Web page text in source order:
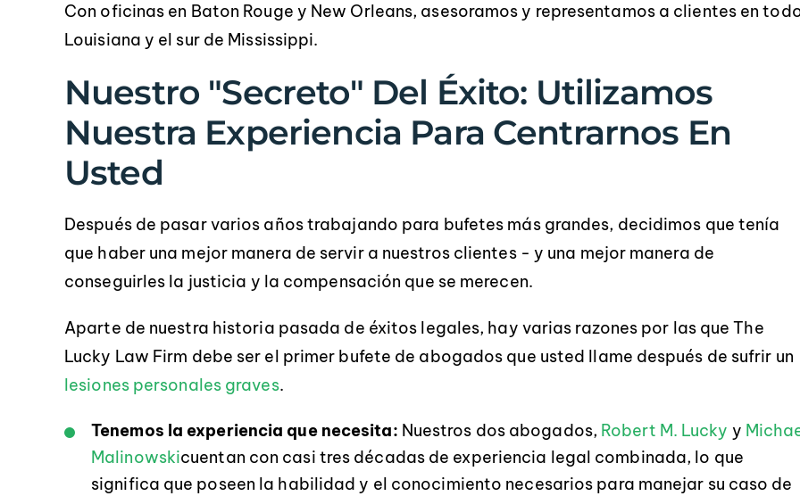
Con oficinas en Baton Rouge y New Orleans, asesoramos y representamos a clientes en
Louisiana y el sur de Mississippi.
Nuestro "secreto" Del Éxito: Utilizamos
Nuestra Experiencia Para Centrarnos En
Usted
Después de pasar varios años trabajando para bufetes más grandes, decidimos que tenía
que haber una mejor manera de servir a nuestros clientes - y una mejor manera de
conseguirles la justicia y la compensación que se merecen.
Aparte de nuestra historia pasada de éxitos legales, hay varias razones por las que The
Lucky Law Firm debe ser el primer bufete de abogados que usted llame después de sufrir un
lesiones personales graves.
Tenemos la experiencia que necesita: Nuestros dos abogados, Robert M. Lucky y
Malinowskicuentan con casi tres décadas de experiencia legal combinada, lo que
significa que poseen la habilidad y el conocimiento necesarios para manejar su caso de
duda, ¡volvería a